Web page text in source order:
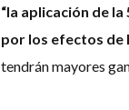
“la aplicación de
por los efectos de
tendrán mayores